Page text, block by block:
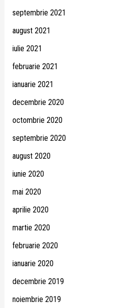
septembrie 2021
august 2021
iulie 2021
februarie 2021
ianuarie 2021
decembrie 2020
octombrie 2020
septembrie 2020
august 2020
iunie 2020
mai 2020
aprilie 2020
martie 2020
februarie 2020
ianuarie 2020
decembrie 2019
noiembrie 2019